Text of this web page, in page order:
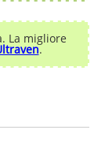
La migliore
.